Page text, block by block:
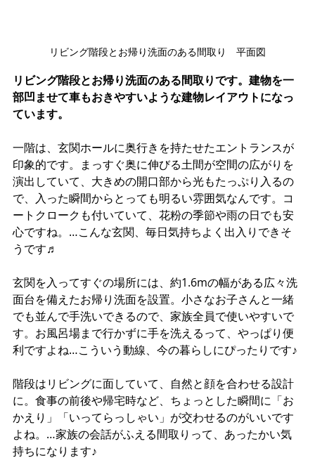
リビング階段とお帰り洗面のある間取り　平面図
リビング階段とお帰り洗面のある間取りです。建物を一
部凹ませて車もおきやすいような建物レイアウトになっ
ています。
一階は、玄関ホールに奥行きを持たせたエントランスが
印象的です。まっすぐ奥に伸びる土間が空間の広がりを
演出していて、大きめの開口部から光もたっぷり入るの
で、入った瞬間からとっても明るい雰囲気なんです。コ
ートクロークも付いていて、花粉の季節や雨の日でも安
心ですね。…こんな玄関、毎日気持ちよく出入りできそ
うです♬
玄関を入ってすぐの場所には、約1.6mの幅がある広々洗
面台を備えたお帰り洗面を設置。小さなお子さんと一緒
でも並んで手洗いできるので、家族全員で使いやすいで
す。お風呂場まで行かずに手を洗えるって、やっぱり便
利ですよね…こういう動線、今の暮らしにぴったりです♪
階段はリビングに面していて、自然と顔を合わせる設計
に。食事の前後や帰宅時など、ちょっとした瞬間に「お
かえり」「いってらっしゃい」が交わせるのがいいです
よね。…家族の会話がふえる間取りって、あったかい気
持ちになります♪